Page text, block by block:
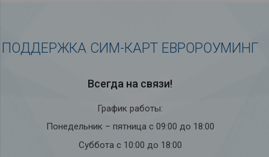
ПОДДЕРЖКА СИМ-КАРТ ЕВРОРОУМИНГ
Всегда на связи!
График работы:
Понедельник – пятница с 09:00 до 18:00
Суббота с 10:00 до 18:00